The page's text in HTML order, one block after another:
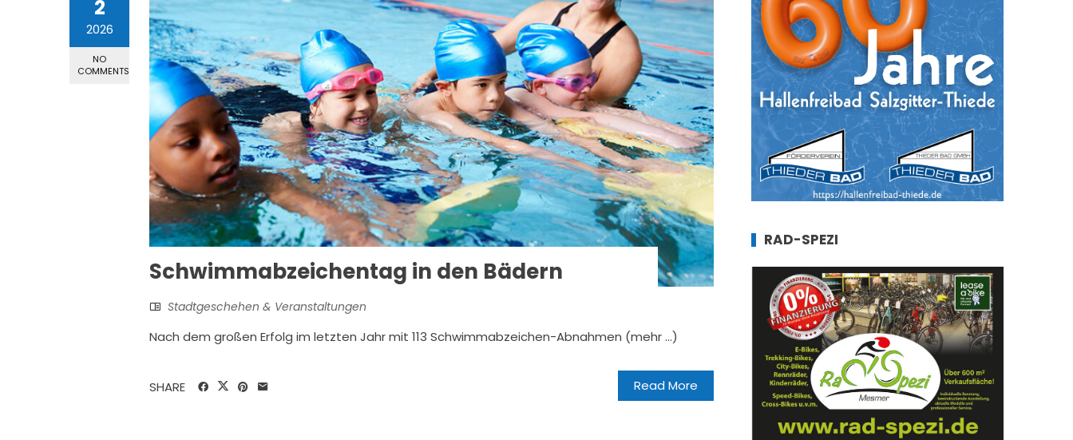
2
2026
NO
COMMENTS
Schwimmabzeichentag in den Bädern
Stadtgeschehen & Veranstaltungen
Nach dem großen Erfolg im letzten Jahr mit 113 Schwimmabzeichen-Abnahmen (mehr …)
Read More
SHARE
RAD-SPEZI